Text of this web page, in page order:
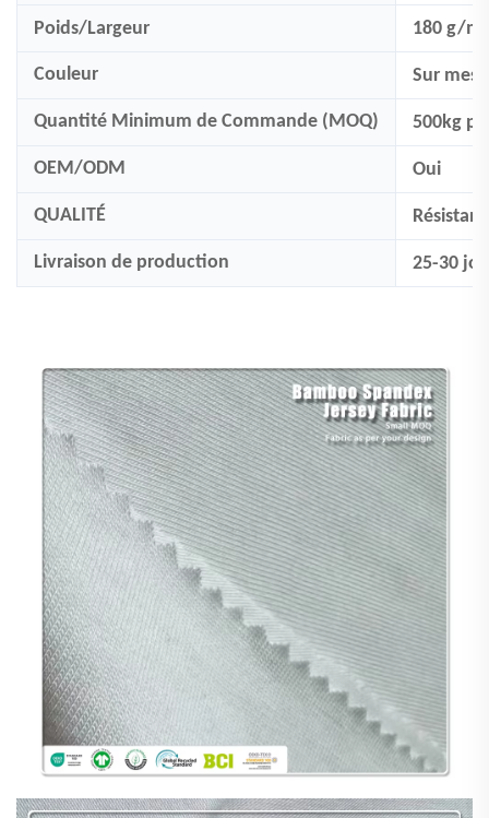
Poids/Largeur 180 g/
Couleur Sur
Quantité Minimum de Commande (MOQ) 500kg
OEM/ODM Oui
QUALITÉ
Livraison de production 25-30